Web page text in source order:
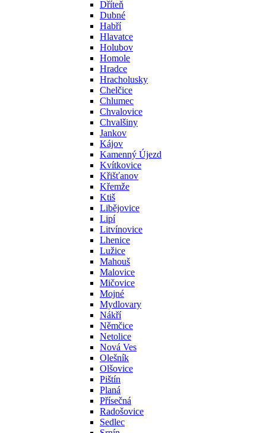
Dříteň
Dubné
Habří
Hlavatce
Holubov
Homole
Hradce
Hracholusky
Chelčice
Chlumec
Chvalovice
Chvalšiny
Jankov
Kájov
Kamenný Újezd
Kvítkovice
Křišťanov
Křemže
Ktiš
Libějovice
Lipí
Litvínovice
Lhenice
Lužice
Mahouš
Malovice
Mičovice
Mojné
Mydlovary
Nákří
Němčice
Netolice
Nová Ves
Olešník
Olšovice
Pištín
Planá
Přísečná
Radošovice
Sedlec